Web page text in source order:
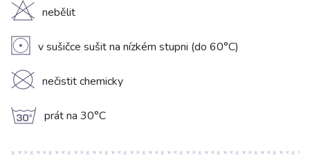
H nebělit
V v sušičce sušit na nízkém stupni (do 60°C)
K nečistit chemicky
g prát na 30°C